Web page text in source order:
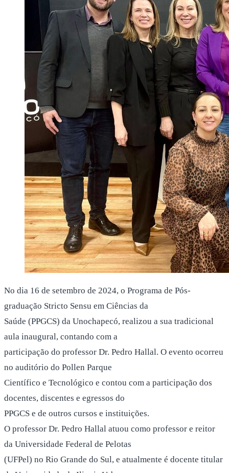
No dia 16 de setembro de 2024, o Programa de Pós-
graduação Stricto Sensu em Ciências da
Saúde (PPGCS) da Unochapecó, realizou a sua tradicional
aula inaugural, contando com a
participação do professor Dr. Pedro Hallal. O evento ocorreu
no auditório do Pollen Parque
Científico e Tecnológico e contou com a participação dos
docentes, discentes e egressos do
PPGCS e de outros cursos e instituições.
O professor Dr. Pedro Hallal atuou como professor e reitor
da Universidade Federal de Pelotas
(UFPel) no Rio Grande do Sul, e atualmente é docente titular